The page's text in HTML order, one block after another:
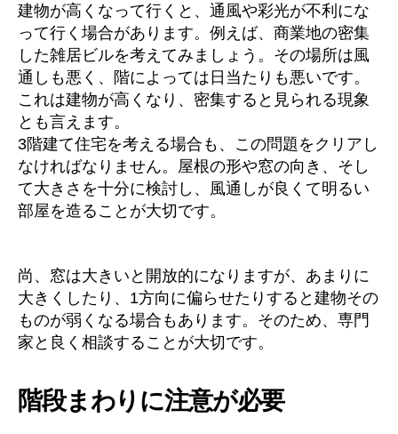
建物が高くなって行くと、通風や彩光が不利にな
って行く場合があります。例えば、商業地の密集
した雑居ビルを考えてみましょう。その場所は風
通しも悪く、階によっては日当たりも悪いです。
これは建物が高くなり、密集すると見られる現象
とも言えます。
3階建て住宅を考える場合も、この問題をクリアし
なければなりません。屋根の形や窓の向き、そし
て大きさを十分に検討し、風通しが良くて明るい
部屋を造ることが大切です。
尚、窓は大きいと開放的になりますが、あまりに
大きくしたり、1方向に偏らせたりすると建物その
ものが弱くなる場合もあります。そのため、専門
家と良く相談することが大切です。
階段まわりに注意が必要